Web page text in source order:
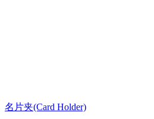
名片夹(Card Holder)